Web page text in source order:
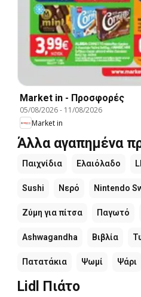
Market in - Προσφορές
05/08/2026- 11/08/2026
Market in
Άλλα αγαπημένα
Παιχνίδια Ελαιόλαδο
Sushi Νερό Nintendo
Ζύμη για πίτσα Παγωτό
Ashwagandha Βιβλία
Πατατάκια Ψωμί Ψάρι
Lidl Πιάτο